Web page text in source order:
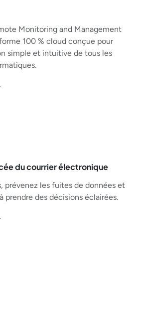
Monitoring and Management
100 % cloud conçue pour
simple et intuitive de tous les
du courrier électronique
prévenez les fuites de données et
prendre des décisions éclairées.